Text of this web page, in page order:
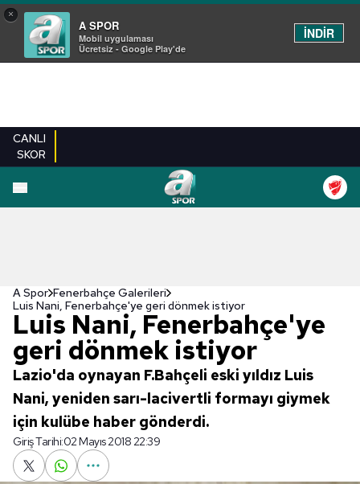
×
A SPOR
Mobil uygulaması
Ücretsiz - Google Play'de
İNDİR
CANLI
SKOR
EN YENILER
A Spor Fenerbahçe Galerileri
Luis Nani, Fenerbahçe'ye geri dönmek istiyor
Luis Nani, Fenerbahçe'ye
geri dönmek istiyor
Lazio'da oynayan F.Bahçeli eski yıldız Luis
Nani, yeniden sarı-lacivertli formayı giymek
için kulübe haber gönderdi.
Giriş Tarihi:02 Mayıs 2018 22:39